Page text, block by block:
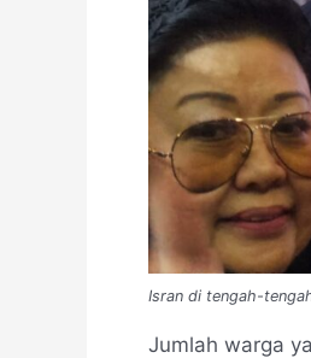
Isran di tengah-
Jumlah warga